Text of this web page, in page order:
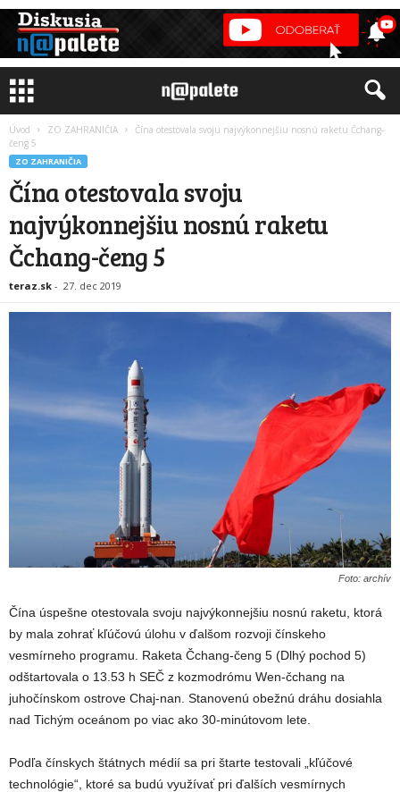
Úvod ZO ZAHRANIČIA
Čína otestovala svoju najvýkonnejšiu nosnú raketu Čchang-
čeng 5
ZO ZAHRANIČIA
Čína otestovala svoju
najvýkonnejšiu nosnú raketu
Čchang-čeng 5
teraz.sk - 27. dec 2019
Foto: archív
Čína úspešne otestovala svoju najvýkonnejšiu nosnú raketu, ktorá
by mala zohrať kľúčovú úlohu v ďalšom rozvoji čínskeho
vesmírneho programu. Raketa Čchang-čeng 5 (Dlhý pochod 5)
odštartovala o 13.53 h SEČ z kozmodrómu Wen-čchang na
juhočínskom ostrove Chaj-nan. Stanovenú obežnú dráhu dosiahla
nad Tichým oceánom po viac ako 30-minútovom lete.
Podľa čínskych štátnych médií sa pri štarte testovali „kľúčové
technológie“, ktoré sa budú využívať pri ďalších vesmírnych